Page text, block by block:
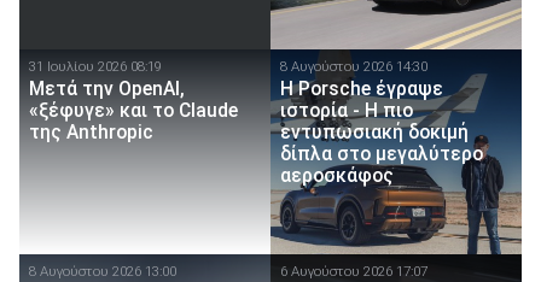
31 Ιουλίου 2026 08:19
Μετά την OpenAI,
«ξέφυγε» και το Claude
της Anthropic
8 Αυγούστου 2026 14:30
H Porsche έγραψε
ιστορία - H πιο
εντυπωσιακή δοκιμή
δίπλα στο μεγαλύτερο
αεροσκάφος
8 Αυγούστου 2026 13:00 6 Αυγούστου 2026 17:07